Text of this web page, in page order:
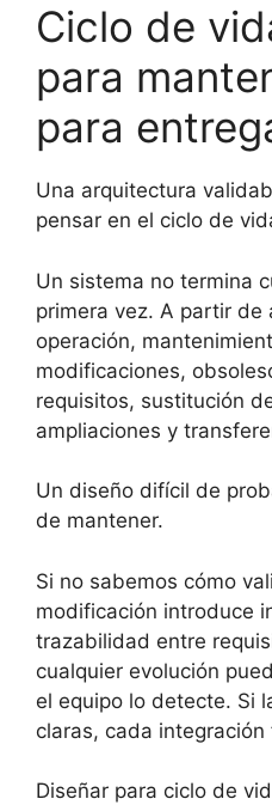
Ciclo de
para
para
Una arquitectura
pensar en el ciclo de
Un sistema no termina
primera vez. A partir de
operación,
modificaciones,
requisitos, sustitución
ampliaciones y
Un diseño difícil de
de mantener.
Si no sabemos cómo
modificación introduce
trazabilidad entre
cualquier evolución
el equipo lo detecte. Si
claras, cada
Diseñar para ciclo de